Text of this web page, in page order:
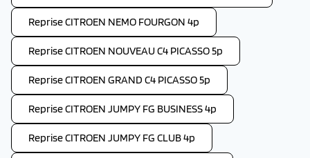
Reprise CITROEN NEMO FOURGON 4p
Reprise CITROEN NOUVEAU C4 PICASSO 5p
Reprise CITROEN GRAND C4 PICASSO 5p
Reprise CITROEN JUMPY FG BUSINESS 4p
Reprise CITROEN JUMPY FG CLUB 4p